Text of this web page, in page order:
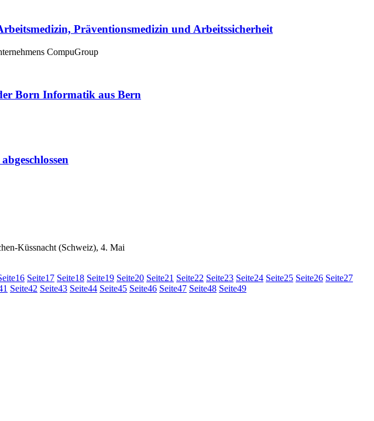
Präventionsmedizin und Arbeitssicherheit
CompuGroup
Born Informatik aus Bern
Küssnacht (Schweiz), 4. Mai
16 Seite17 Seite18 Seite19 Seite20 Seite21 Seite22 Seite23 Seite24 Seite25 Seite26 Seite27
Seite42 Seite43 Seite44 Seite45 Seite46 Seite47 Seite48 Seite49